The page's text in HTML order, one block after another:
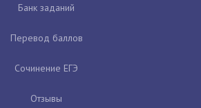
Банк заданий
Перевод баллов
Сочинение ЕГЭ
Отзывы